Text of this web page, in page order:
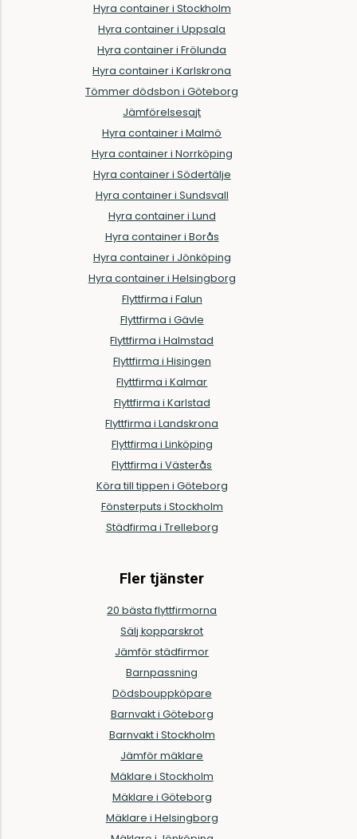
Hyra container i Stockholm
Hyra container i Uppsala
Hyra container i Frölunda
Hyra container i Karlskrona
Tömmer dödsbon i Göteborg
Jämförelsesajt
Hyra container i Malmö
Hyra container i Norrköping
Hyra container i Södertälje
Hyra container i Sundsvall
Hyra container i Lund
Hyra container i Borås
Hyra container i Jönköping
Hyra container i Helsingborg
Flyttfirma i Falun
Flyttfirma i Gävle
Flyttfirma i Halmstad
Flyttfirma i Hisingen
Flyttfirma i Kalmar
Flyttfirma i Karlstad
Flyttfirma i Landskrona
Flyttfirma i Linköping
Flyttfirma i Västerås
Köra till tippen i Göteborg
Fönsterputs i Stockholm
Städfirma i Trelleborg
Fler tjänster
20 bästa flyttfirmorna
Sälj kopparskrot
Jämför städfirmor
Barnpassning
Dödsbouppköpare
Barnvakt i Göteborg
Barnvakt i Stockholm
Jämför mäklare
Mäklare i Stockholm
Mäklare i Göteborg
Mäklare i Helsingborg